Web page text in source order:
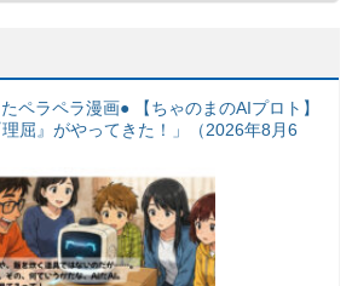
ペラペラ漫画● 【ちゃのまのAIプロト】
屈』がやってきた！」（2026年8月6